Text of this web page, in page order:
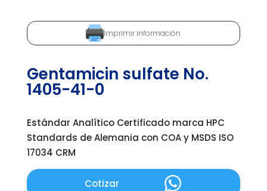
Imprimir información
Gentamicin sulfate No.
1405-41-0
Estándar Analítico Certificado marca HPC
Standards de Alemania con COA y MSDS ISO
17034 CRM
Cotizar